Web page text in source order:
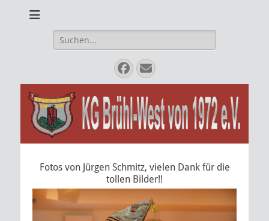
1972 e.V.
Suche
nach:
Facebook
E-
Mail
Fotos von Jürgen Schmitz, vielen Dank für die
tollen Bilder!!